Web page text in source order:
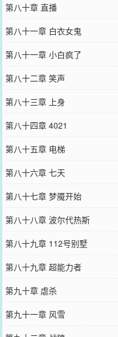
第八十章 直播
第八十一章 白衣女鬼
第八十一章 小白疯了
第八十二章 笑声
第八十三章 上身
第八十四章 4021
第八十五章 电梯
第八十六章 七天
第八十七章 梦魇开始
第八十八章 波尔代热斯
第八十九章 112号别墅
第八十九章 超能力者
第九十章 虐杀
第九十一章 风雪